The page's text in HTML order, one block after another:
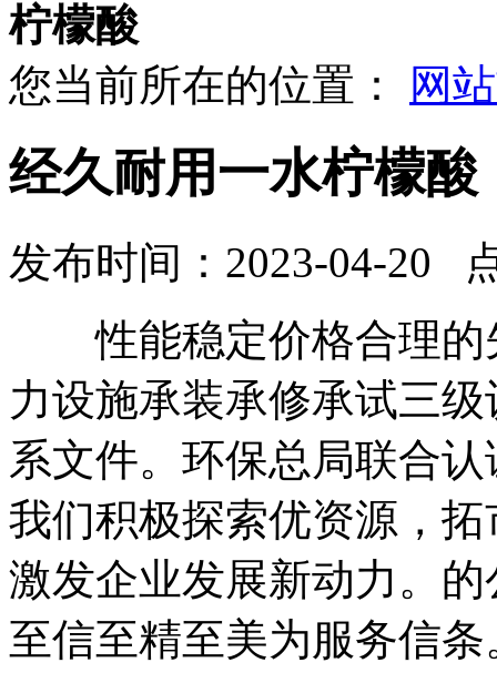
柠檬酸
您当前所在的位置：
网
经久耐用一水柠檬酸
发布时间：2023-04-20
性能稳定价格合理的
力设施承装承修承试三
系文件。环保总局联合
我们积极探索优资源，
激发企业发展新动力。
至信至精至美为服务信